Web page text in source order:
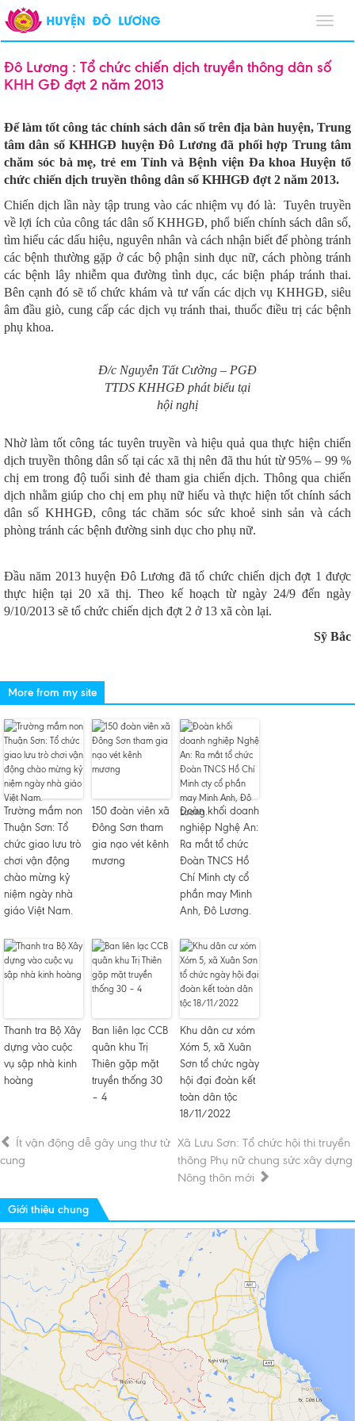
Đô Lương : Tổ chức chiến dịch truyền thông dân số
KHH GĐ đợt 2 năm 2013
Để làm tốt công tác chính sách dân số trên địa bàn huyện, Trung
tâm dân số KHHGĐ huyện Đô Lương đã phối hợp Trung tâm
chăm sóc bà mẹ, trẻ em Tỉnh và Bệnh viện Đa khoa Huyện tổ
chức chiến dịch truyền thông dân số KHHGĐ đợt 2 năm 2013.
Chiến dịch lần này tập trung vào các nhiệm vụ đó là:
Tuyên truyền
về lợi ích của công tác dân số KHHGĐ, phổ biến chính sách dân số,
tìm hiểu các dấu hiệu, nguyên nhân và cách nhận biết để phòng tránh
các bệnh thường gặp ở các bộ phận sinh dục nữ, cách phòng tránh
các bệnh lây nhiễm qua đường tình dục, các biện pháp tránh thai.
Bên cạnh đó sẽ tổ chức khám và tư vấn các dịch vụ KHHGĐ, siêu
âm đầu giò, cung cấp các dịch vụ tránh thai, thuốc điều trị các bệnh
phụ khoa.
Đ/c Nguyễn Tất Cường – PGĐ
TTDS KHHGĐ phát biểu tại
hội nghị
Nhờ làm tốt công tác tuyên truyền và hiệu quả qua thực hiện chiến
dịch truyền thông dân số tại các xã thị nên đã thu hút từ 95% – 99 %
chị em trong độ tuổi sinh đẻ tham gia chiến dịch. Thông qua chiến
dịch nhằm giúp cho chị em phụ nữ hiểu và thực hiện tốt chính sách
dân số KHHGĐ, công tác chăm sóc sức khoẻ sinh sản và cách
phòng tránh các bệnh đường sinh dục cho phụ nữ.
Đầu năm 2013 huyện Đô Lương đã tổ chức chiến dịch đợt 1 được
thực hiện tại 20 xã thị. Theo kế hoạch từ ngày 24/9 đến ngày
9/10/2013 sẽ tổ chức chiến dịch đợt 2 ở 13 xã còn lại.
Sỹ Bắc
More from my site
Trường mầm non
Thuận Sơn: Tổ
chức giao lưu trò
chơi vận động
chào mừng kỷ
niệm ngày nhà
giáo Việt Nam.
150 đoàn viên xã
Đông Sơn tham
gia nạo vét kênh
mương
Đoàn khối doanh
nghiệp Nghệ An:
Ra mắt tổ chức
Đoàn TNCS Hồ
Chí Minh cty cổ
phần may Minh
Anh, Đô Lương.
Thanh tra Bộ Xây
dựng vào cuộc
vụ sập nhà kinh
hoàng
Ban liên lạc CCB
quân khu Trị
Thiên gặp mặt
truyền thống 30
– 4
Khu dân cư xóm
Xóm 5, xã Xuân
Sơn tổ chức ngày
hội đại đoàn kết
toàn dân tộc
18/11/2022
Ít vận động dễ gây ung thư tử
cung
Xã Lưu Sơn: Tổ chức hội thi truyền
thông Phụ nữ chung sức xây dựng
Nông thôn mới
Giới thiệu chung